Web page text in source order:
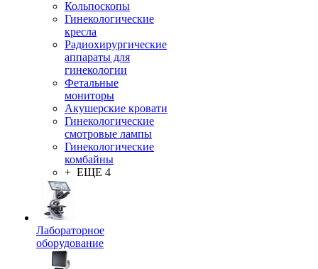
Кольпоскопы
Гинекологические
кресла
Радиохирургические
аппараты для
гинекологии
Фетальные
мониторы
Акушерские кровати
Гинекологические
смотровые лампы
Гинекологические
комбайны
+ ЕЩЕ 4
Лабораторное
оборудование